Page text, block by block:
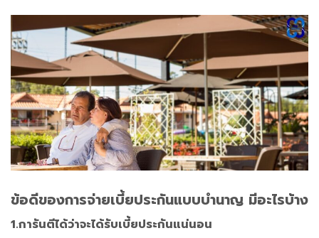
ข้อดีของการจ่ายเบี้ยประกันแบบบำนาญ มีอะไรบ้าง
1.การันตีได้ว่าจะได้รับเบี้ยประกันแน่นอน